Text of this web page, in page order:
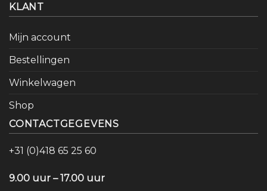
KLANT
Mijn account
Bestellingen
Winkelwagen
Shop
CONTACTGEGEVENS
+31 (0)418 65 25 60
9.00 uur – 17.00 uur